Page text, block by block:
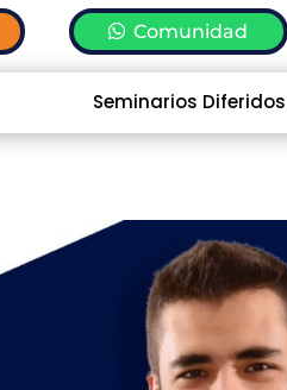
Comunidad
Seminarios Diferidos